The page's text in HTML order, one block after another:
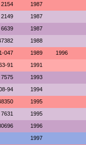
2154 1987
2149 1987
6639 1987
1988
1-047 1989 1996
91 1991
7575 1993
94 1994
1995
7631 1995
1996
1997